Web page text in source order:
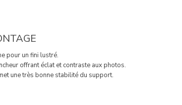
pour un fini lustré.
offrant éclat et contraste aux photos.
une très bonne stabilité du support.